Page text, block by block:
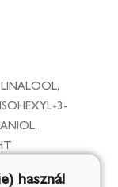
3-
használ